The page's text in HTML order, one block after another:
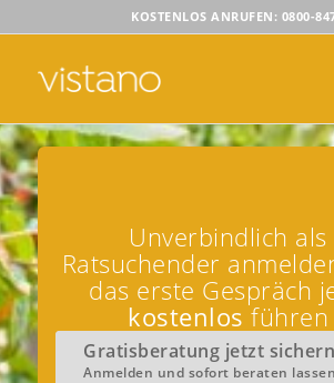
KOSTENLOS ANRUFEN: 0800-
Unverbindlich als
Ratsuchender
das erste Gespräch
kostenlosführen
Gratisberatung jetzt sichern
Anmelden und sofort beraten